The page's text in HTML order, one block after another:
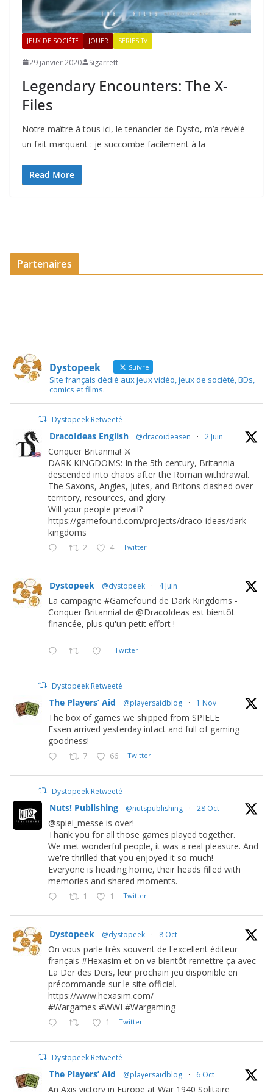
JEUX DE SOCIÉTÉ JOUER SÉRIES TV
29 janvier 2020 Sigarrett
Legendary Encounters: The X-
Files
Notre maître à tous ici, le tenancier de Dysto, m’a révélé
un fait marquant : je succombe facilement à la
Read More
Partenaires
Dystopeek Suivre
Site français dédié aux jeux vidéo, jeux de société, BDs,
comics et films.
Dystopeek Retweeté
DracoIdeas English @dracoideasen · 2 Juin
Conquer Britannia! ⚔️
DARK KINGDOMS: In the 5th century, Britannia
descended into chaos after the Roman withdrawal.
The Saxons, Angles, Jutes, and Britons clashed over
territory, resources, and glory.
Will your people prevail?
https://gamefound.com/projects/draco-ideas/dark-
kingdoms
2 4 Twitter
Dystopeek @dystopeek · 4 Juin
La campagne #Gamefound de Dark Kingdoms -
Conquer Britannia! de @DracoIdeas est bientôt
financée, plus qu'un petit effort !
Twitter
Dystopeek Retweeté
The Players’ Aid @playersaidblog · 1 Nov
The box of games we shipped from SPIELE
Essen arrived yesterday intact and full of gaming
goodness!
7 66 Twitter
Dystopeek Retweeté
Nuts! Publishing @nutspublishing · 28 Oct
@spiel_messe is over!
Thank you for all those games played together.
We met wonderful people, it was a real pleasure. And
we're thrilled that you enjoyed it so much!
Everyone is heading home, their heads filled with
memories and shared moments.
1 1 Twitter
Dystopeek @dystopeek · 8 Oct
On vous parle très souvent de l'excellent éditeur
français #Hexasim et on va bientôt remettre ça avec
La Der des Ders, leur prochain jeu disponible en
précommande sur le site officiel.
https://www.hexasim.com/
#Wargames #WWI #Wargaming
1 Twitter
Dystopeek Retweeté
The Players’ Aid @playersaidblog · 6 Oct
An Axis victory in Europe at War 1940 Solitaire